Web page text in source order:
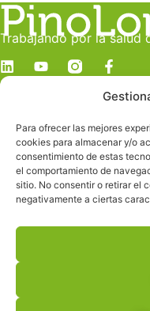
Para ofrecer las mejores
cookies para almacenar y/o
consentimiento de estas
el comportamiento de
sitio. No consentir o retirar el
negativamente a ciertas
Trabajando por la salud
Despacho E
Las Palmas de Gran
Contacto
info@pinolorenzo.com
619 228 160